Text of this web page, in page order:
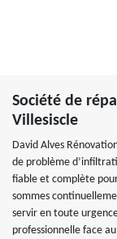
Société de
Villesiscle
David Alves
de problème
fiable et complète
sommes
servir en toute
professionnelle face